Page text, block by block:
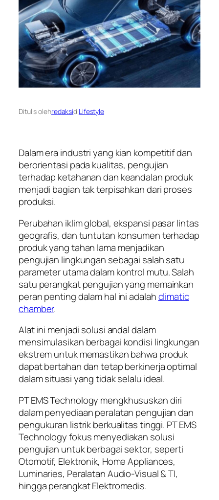
Ditulis olehredaksidiLifestyle
Dalam era industri yang kian kompetitif dan
berorientasi pada kualitas, pengujian
terhadap ketahanan dan keandalan produk
menjadi bagian tak terpisahkan dari proses
produksi.
Perubahan iklim global, ekspansi pasar lintas
geografis, dan tuntutan konsumen terhadap
produk yang tahan lama menjadikan
pengujian lingkungan sebagai salah satu
parameter utama dalam kontrol mutu. Salah
satu perangkat pengujian yang memainkan
peran penting dalam hal ini adalahclimatic
chamber.
Alat ini menjadi solusi andal dalam
mensimulasikan berbagai kondisi lingkungan
ekstrem untuk memastikan bahwa produk
dapat bertahan dan tetap berkinerja optimal
dalam situasi yang tidak selalu ideal.
PT EMS Technology mengkhususkan diri
dalam penyediaan peralatan pengujian dan
pengukuran listrik berkualitas tinggi. PT EMS
Technology fokus menyediakan solusi
pengujian untuk berbagai sektor, seperti
Otomotif, Elektronik, Home Appliances,
Luminaries, Peralatan Audio-Visual & TI,
hingga perangkat Elektromedis.